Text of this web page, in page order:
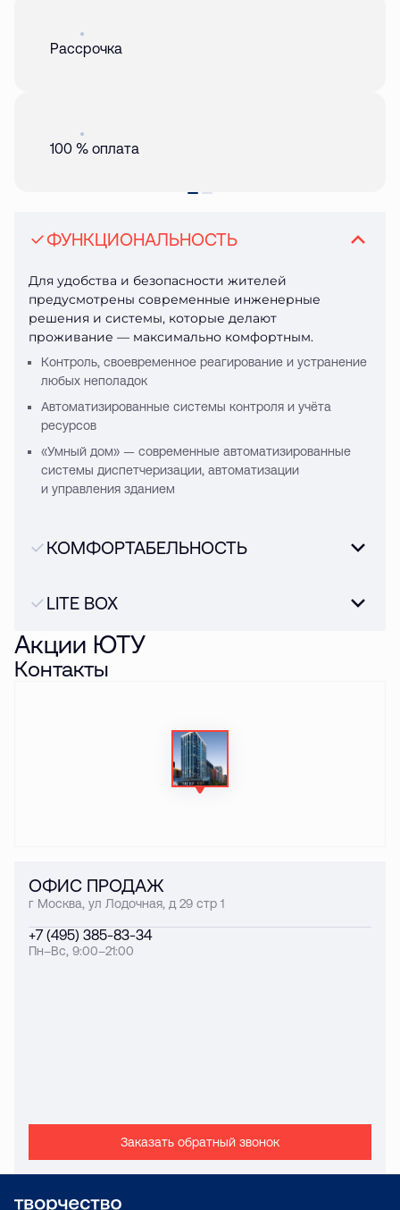
Рассрочка
100 % оплата
ФУНКЦИОНАЛЬНОСТЬ
Для удобства и безопасности жителей
предусмотрены современные инженерные
решения и системы, которые делают
проживание — максимально комфортным.
Контроль, своевременное реагирование и устранение
любых неполадок
Автоматизированные системы контроля и учёта
ресурсов
«Умный дом» — современные автоматизированные
системы диспетчеризации, автоматизации
и управления зданием
КОМФОРТАБЕЛЬНОСТЬ
LITE BOX
Акции ЮТУ
Контакты
ОФИС ПРОДАЖ
г Москва, ул Лодочная, д 29 стр 1
+7 (495) 385-83-34
Пн–Вс, 9:00–21:00
Заказать обратный звонок